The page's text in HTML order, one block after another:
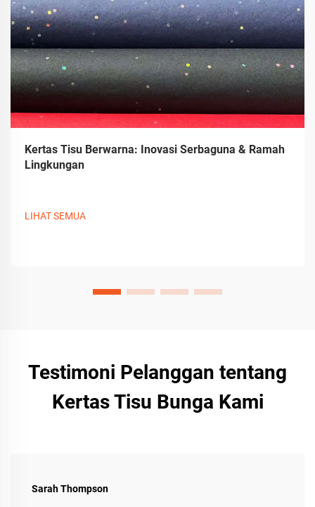
Kertas Tisu Berwarna: Inovasi Serbaguna & Ramah
Lingkungan
LIHAT SEMUA
Testimoni Pelanggan tentang
Kertas Tisu Bunga Kami
Sarah Thompson